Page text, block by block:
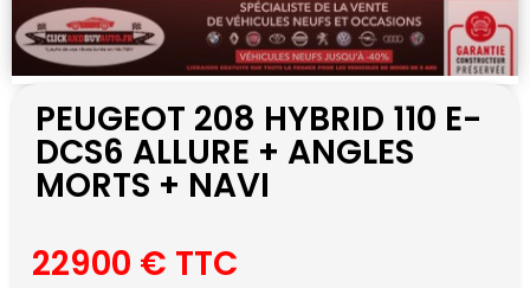
PEUGEOT 208 HYBRID 110 E-
DCS6 ALLURE + ANGLES
MORTS + NAVI
22900 € TTC